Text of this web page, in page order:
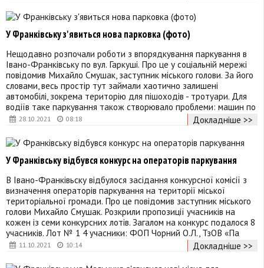
28.10.2021 08:18
У Франківську з'явиться нова парковка (фото)
Нещодавно розпочали роботи з впорядкування паркування в
Івано-Франківську по вул. Гаркуші. Про це у соціальній мережі
повідомив Михайло Смушак, заступник міського голови. За його
словами, весь простір тут займали хаотично залишені
автомобілі, зокрема територію для пішоходів - тротуари. Для
водіїв таке паркування також створювало проблеми: машин по
Докладніше >>
11.10.2021 10:14
У Франківську відбувся конкурс на операторів паркування
В Івано-Франківьску відбулося засідання конкурсної комісії з
визначення операторів паркування на території міської
територіальної громади. Про це повідомив заступник міського
голови Михайло Смушак. Розкрили пропозиції учасників на
кожен із семи конкурсних лотів. Загалом на конкурс подалося 8
учасників. Лот № 1 4 учасники: ФОП Чорний О.Л., ТзОВ «Па
Докладніше >>